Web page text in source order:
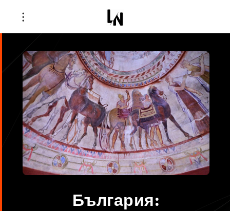
България: